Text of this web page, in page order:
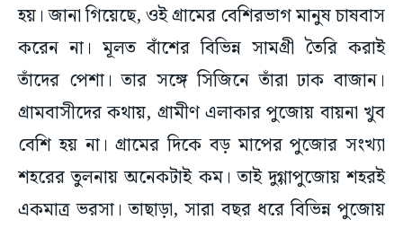
হয়। জানা গিয়েছে, ওই গ্রামের বেশিরভাগ মানুষ চাষবাস
করেন না। মূলত বাঁশের বিভিন্ন সামগ্রী তৈরি করাই
তাঁদের পেশা। তার সঙ্গে সিজিনে তাঁরা ঢাক বাজান।
গ্রামবাসীদের কথায়, গ্রামীণ এলাকার পুজোয় বায়না খুব
বেশি হয় না। গ্রামের দিকে বড় মাপের পুজোর সংখ্যা
শহরের তুলনায় অনেকটাই কম। তাই দুগ্গাপুজোয় শহরই
একমাত্র ভরসা। তাছাড়া, সারা বছর ধরে বিভিন্ন পুজোয়